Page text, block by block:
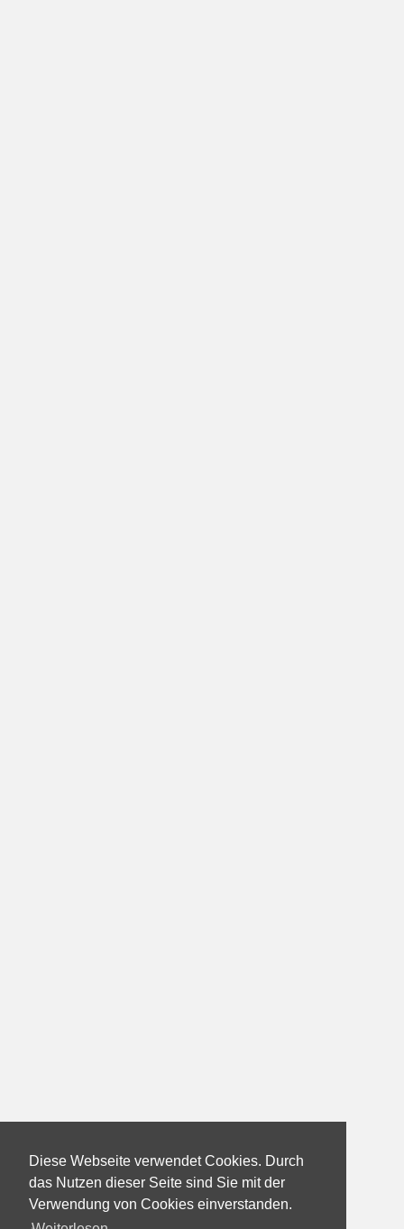
Diese Webseite verwendet Cookies. Durch
das Nutzen dieser Seite sind Sie mit der
Verwendung von Cookies einverstanden.